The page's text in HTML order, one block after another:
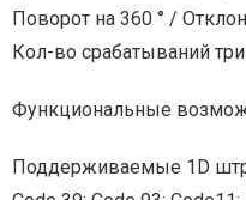
Поворот на 360 ° /
Кол-во срабатываний
Функциональные
Поддерживаемые 1D